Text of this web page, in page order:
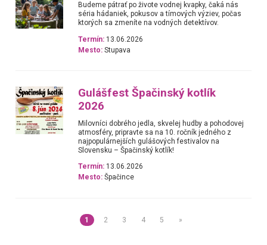
Budeme pátrať po živote vodnej kvapky, čaká nás
séria hádaniek, pokusov a tímových výziev, počas
ktorých sa zmeníte na vodných detektívov.
Termín: 13.06.2026
Mesto: Stupava
Gulášfest Špačinský kotlík
2026
Milovníci dobrého jedla, skvelej hudby a pohodovej
atmosféry, pripravte sa na 10. ročník jedného z
najpopulárnejších gulášových festivalov na
Slovensku – Špačinský kotlík!
Termín: 13.06.2026
Mesto: Špačince
1 2 3 4 5 »